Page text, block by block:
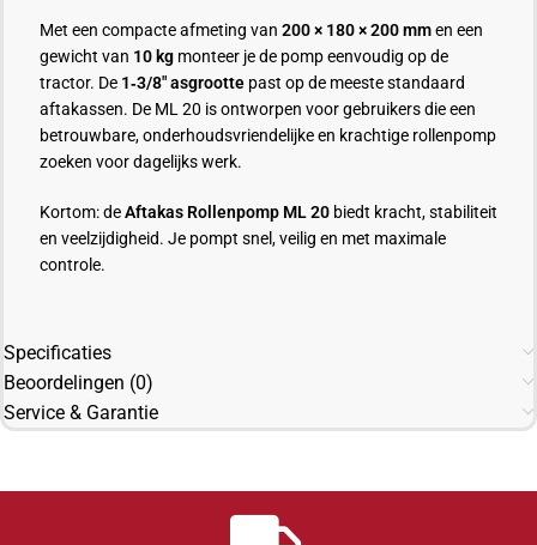
Met een compacte afmeting van 200 × 180 × 200 mmen een
gewicht van 10 kg monteer je de pomp eenvoudig op de
tractor. De 1‑3/8″ asgrootte past op de meeste standaard
aftakassen. De ML 20 is ontworpen voor gebruikers die een
betrouwbare, onderhoudsvriendelijke en krachtige rollenpomp
zoeken voor dagelijks werk.
Kortom: deAftakas Rollenpomp ML 20 biedt kracht, stabiliteit
en veelzijdigheid. Je pompt snel, veilig en met maximale
controle.
Specificaties
Beoordelingen (0)
Service & Garantie